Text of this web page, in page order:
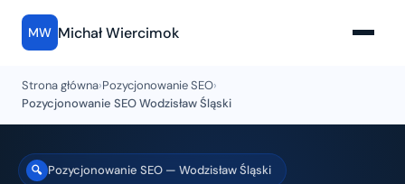
MW Michał Wiercimok
Strona główna›Pozycjonowanie SEO›
Pozycjonowanie SEO Wodzisław Śląski
🔍 Pozycjonowanie SEO — Wodzisław Śląski